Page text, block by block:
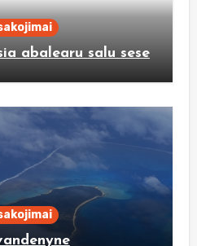
abalearu salu sese